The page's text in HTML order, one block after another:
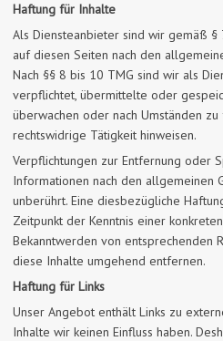
Haftung für Inhalte
Als Diensteanbieter sind wir gemäß
auf diesen Seiten nach den
Nach §§ 8 bis 10 TMG sind wir als
verpflichtet, übermittelte oder
überwachen oder nach Umständen
rechtswidrige Tätigkeit hinweisen.
Verpflichtungen zur Entfernung oder
Informationen nach den allgemeinen
unberührt. Eine diesbezügliche
Zeitpunkt der Kenntnis einer
Bekanntwerden von entsprechenden
diese Inhalte umgehend entfernen.
Haftung für Links
Unser Angebot enthält Links zu
Inhalte wir keinen Einfluss haben.